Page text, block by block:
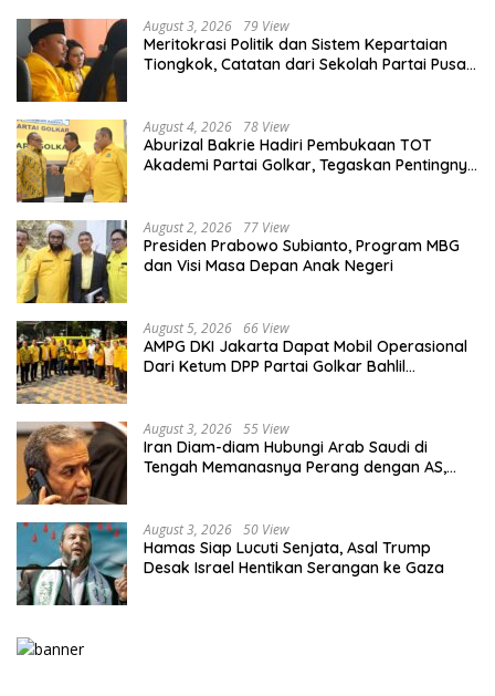
August 3, 2026 79 View
Meritokrasi Politik dan Sistem Kepartaian
Tiongkok, Catatan dari Sekolah Partai Pusat
August 4, 2026 78 View
Aburizal Bakrie Hadiri Pembukaan TOT
Akademi Partai Golkar, Tegaskan Pentingnya
August 2, 2026 77 View
Presiden Prabowo Subianto, Program MBG
dan Visi Masa Depan Anak Negeri
August 5, 2026 66 View
AMPG DKI Jakarta Dapat Mobil Operasional
Dari Ketum DPP Partai Golkar Bahlil
August 3, 2026 55 View
Iran Diam-diam Hubungi Arab Saudi di
Tengah Memanasnya Perang dengan AS,
August 3, 2026 50 View
Hamas Siap Lucuti Senjata, Asal Trump
Desak Israel Hentikan Serangan ke Gaza